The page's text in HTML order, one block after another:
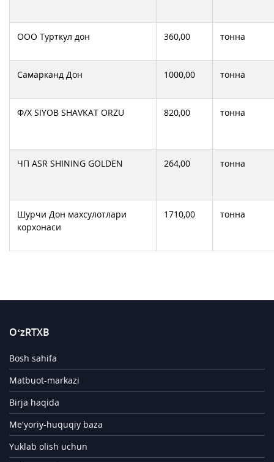
ООО Турткул дон 360,00 тонна
Самарканд Дон 1000,00 тонна
Ф/Х SIYOB SHAVKAT ORZU 820,00 тонна
ЧП ASR SHINING GOLDEN 264,00 тонна
Шурчи Дон махсулотлари
корхонаси
1710,00 тонна
O‘zRTXB
Bosh sahifa
Matbuot-markazi
Birja haqida
Me'yoriy-huquqiy baza
Yuklab olish uchun